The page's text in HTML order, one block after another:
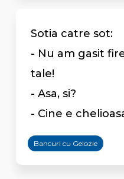
Sotia catre sot:
- Nu am gasit
tale!
- Asa, si?
- Cine e
Bancuri cu Gelozie